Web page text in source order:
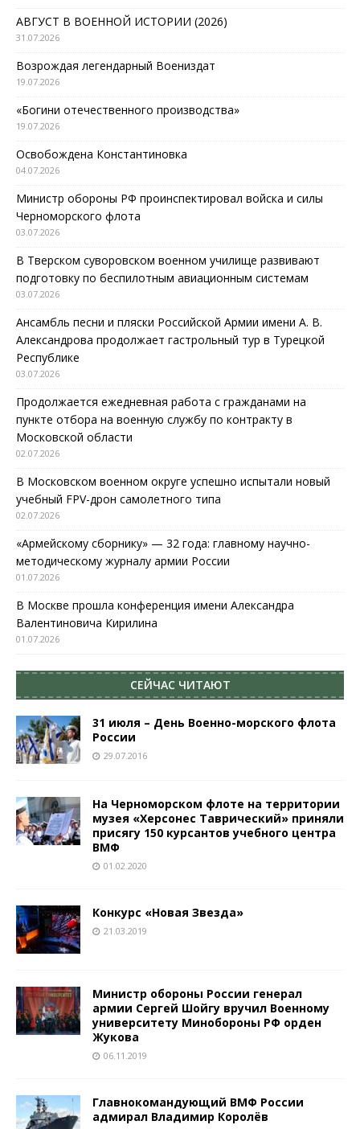
АВГУСТ В ВОЕННОЙ ИСТОРИИ (2026)
31.07.2026
Возрождая легендарный Воениздат
19.07.2026
«Богини отечественного производства»
19.07.2026
Освобождена Константиновка
04.07.2026
Министр обороны РФ проинспектировал войска и силы
Черноморского флота
03.07.2026
В Тверском суворовском военном училище развивают
подготовку по беспилотным авиационным системам
03.07.2026
Ансамбль песни и пляски Российской Армии имени А. В.
Александрова продолжает гастрольный тур в Турецкой
Республике
03.07.2026
Продолжается ежедневная работа с гражданами на
пункте отбора на военную службу по контракту в
Московской области
02.07.2026
В Московском военном округе успешно испытали новый
учебный FPV-дрон самолетного типа
02.07.2026
«Армейскому сборнику» — 32 года: главному научно-
методическому журналу армии России
01.07.2026
В Москве прошла конференция имени Александра
Валентиновича Кирилина
01.07.2026
СЕЙЧАС ЧИТАЮТ
31 июля – День Военно-морского флота
России
29.07.2016
На Черноморском флоте на территории
музея «Херсонес Таврический» приняли
присягу 150 курсантов учебного центра
ВМФ
01.02.2020
Конкурс «Новая Звезда»
21.03.2019
Министр обороны России генерал
армии Сергей Шойгу вручил Военному
университету Минобороны РФ орден
Жукова
06.11.2019
Главнокомандующий ВМФ России
адмирал Владимир Королёв